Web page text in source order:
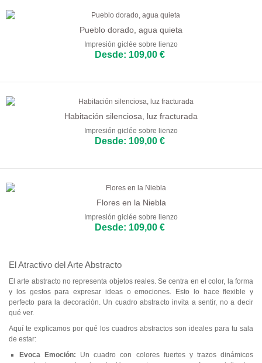
Pueblo dorado, agua quieta
Impresión giclée sobre lienzo
Desde: 109,00 €
Habitación silenciosa, luz fracturada
Impresión giclée sobre lienzo
Desde: 109,00 €
Flores en la Niebla
Impresión giclée sobre lienzo
Desde: 109,00 €
El Atractivo del Arte Abstracto
El arte abstracto no representa objetos reales. Se centra en el color, la forma
y los gestos para expresar ideas o emociones. Esto lo hace flexible y
perfecto para la decoración. Un cuadro abstracto invita a sentir, no a decir
qué ver.
Aquí te explicamos por qué los cuadros abstractos son ideales para tu sala
de estar:
Evoca Emoción: Un cuadro con colores fuertes y trazos dinámicos